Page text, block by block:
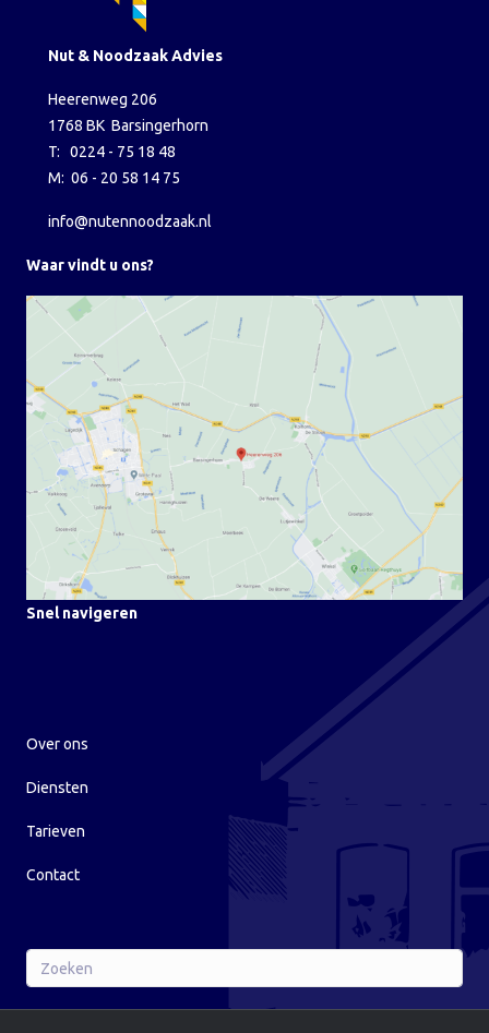
Nut & Noodzaak Advies
Heerenweg 206
1768 BK Barsingerhorn
T: 0224 - 75 18 48
M: 06 - 20 58 14 75
info@nutennoodzaak.nl
Waar vindt u ons?
Snel navigeren
Over ons
Diensten
Tarieven
Contact